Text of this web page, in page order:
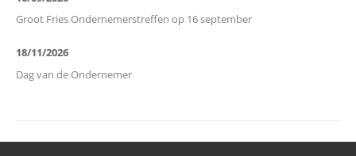
Groot Fries Ondernemerstreffen op 16 september
18/11/2026
Dag van de Ondernemer